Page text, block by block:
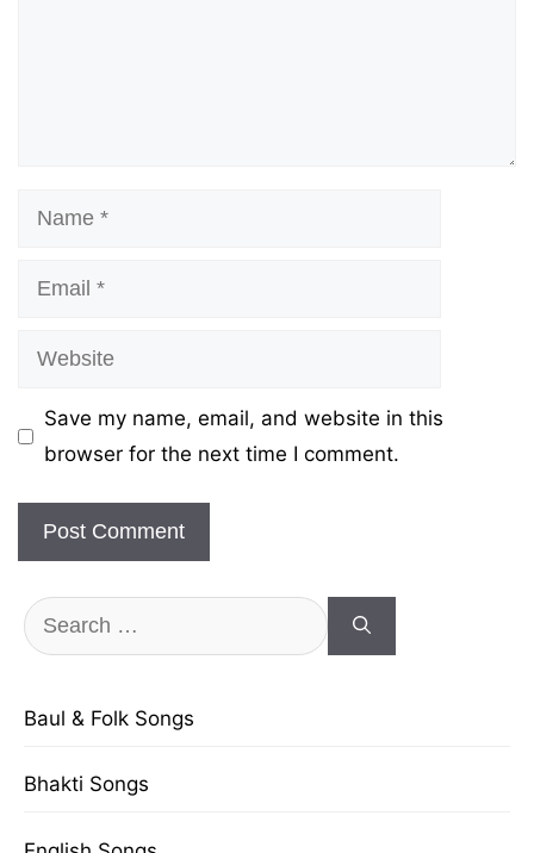
Name
Email
Website
Save my name, email, and website in this
browser for the next time I comment.
Search
for:
Baul & Folk Songs
Bhakti Songs